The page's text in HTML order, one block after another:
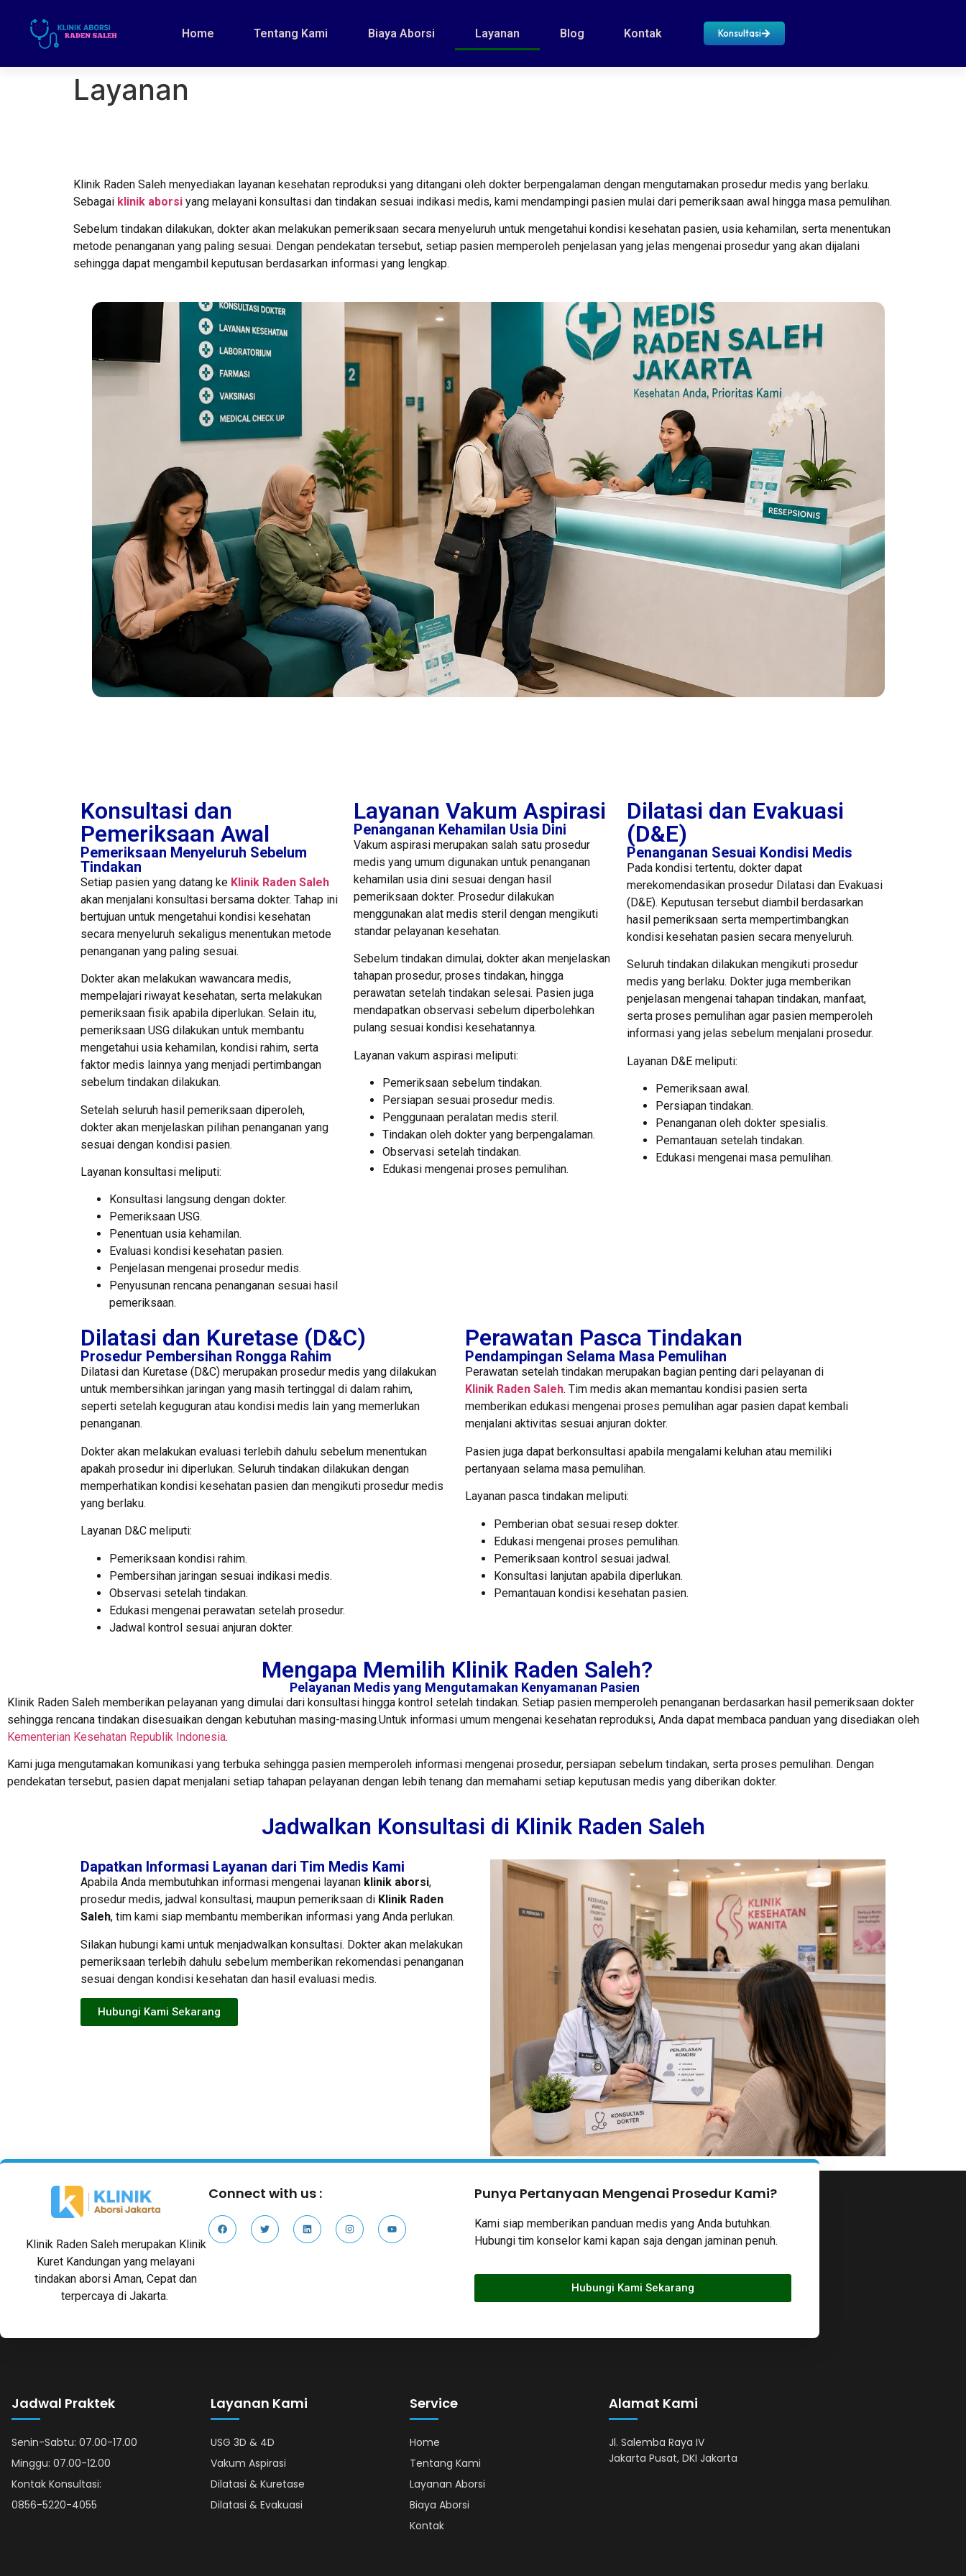
Home Tentang Kami Biaya Aborsi Layanan Blog Kontak Konsultasi
Layanan
Klinik Raden Saleh menyediakan layanan kesehatan reproduksi yang ditangani oleh dokter berpengalaman dengan mengutamakan prosedur medis yang berlaku.
Sebagai klinik aborsi yang melayani konsultasi dan tindakan sesuai indikasi medis, kami mendampingi pasien mulai dari pemeriksaan awal hingga masa pemulihan.
Sebelum tindakan dilakukan, dokter akan melakukan pemeriksaan secara menyeluruh untuk mengetahui kondisi kesehatan pasien, usia kehamilan, serta menentukan
metode penanganan yang paling sesuai. Dengan pendekatan tersebut, setiap pasien memperoleh penjelasan yang jelas mengenai prosedur yang akan dijalani
sehingga dapat mengambil keputusan berdasarkan informasi yang lengkap.
Konsultasi dan
Pemeriksaan Awal
Pemeriksaan Menyeluruh Sebelum
Tindakan
Setiap pasien yang datang ke Klinik Raden Saleh
akan menjalani konsultasi bersama dokter. Tahap ini
bertujuan untuk mengetahui kondisi kesehatan
secara menyeluruh sekaligus menentukan metode
penanganan yang paling sesuai.
Dokter akan melakukan wawancara medis,
mempelajari riwayat kesehatan, serta melakukan
pemeriksaan fisik apabila diperlukan. Selain itu,
pemeriksaan USG dilakukan untuk membantu
mengetahui usia kehamilan, kondisi rahim, serta
faktor medis lainnya yang menjadi pertimbangan
sebelum tindakan dilakukan.
Setelah seluruh hasil pemeriksaan diperoleh,
dokter akan menjelaskan pilihan penanganan yang
sesuai dengan kondisi pasien.
Layanan konsultasi meliputi:
Konsultasi langsung dengan dokter.
Pemeriksaan USG.
Penentuan usia kehamilan.
Evaluasi kondisi kesehatan pasien.
Penjelasan mengenai prosedur medis.
Penyusunan rencana penanganan sesuai hasil
pemeriksaan.
Layanan Vakum Aspirasi
Penanganan Kehamilan Usia Dini
Vakum aspirasi merupakan salah satu prosedur
medis yang umum digunakan untuk penanganan
kehamilan usia dini sesuai dengan hasil
pemeriksaan dokter. Prosedur dilakukan
menggunakan alat medis steril dengan mengikuti
standar pelayanan kesehatan.
Sebelum tindakan dimulai, dokter akan menjelaskan
tahapan prosedur, proses tindakan, hingga
perawatan setelah tindakan selesai. Pasien juga
mendapatkan observasi sebelum diperbolehkan
pulang sesuai kondisi kesehatannya.
Layanan vakum aspirasi meliputi:
Pemeriksaan sebelum tindakan.
Persiapan sesuai prosedur medis.
Penggunaan peralatan medis steril.
Tindakan oleh dokter yang berpengalaman.
Observasi setelah tindakan.
Edukasi mengenai proses pemulihan.
Dilatasi dan Evakuasi
(D&E)
Penanganan Sesuai Kondisi Medis
Pada kondisi tertentu, dokter dapat
merekomendasikan prosedur Dilatasi dan Evakuasi
(D&E). Keputusan tersebut diambil berdasarkan
hasil pemeriksaan serta mempertimbangkan
kondisi kesehatan pasien secara menyeluruh.
Seluruh tindakan dilakukan mengikuti prosedur
medis yang berlaku. Dokter juga memberikan
penjelasan mengenai tahapan tindakan, manfaat,
serta proses pemulihan agar pasien memperoleh
informasi yang jelas sebelum menjalani prosedur.
Layanan D&E meliputi:
Pemeriksaan awal.
Persiapan tindakan.
Penanganan oleh dokter spesialis.
Pemantauan setelah tindakan.
Edukasi mengenai masa pemulihan.
Dilatasi dan Kuretase (D&C)
Prosedur Pembersihan Rongga Rahim
Dilatasi dan Kuretase (D&C) merupakan prosedur medis yang dilakukan
untuk membersihkan jaringan yang masih tertinggal di dalam rahim,
seperti setelah keguguran atau kondisi medis lain yang memerlukan
penanganan.
Dokter akan melakukan evaluasi terlebih dahulu sebelum menentukan
apakah prosedur ini diperlukan. Seluruh tindakan dilakukan dengan
memperhatikan kondisi kesehatan pasien dan mengikuti prosedur medis
yang berlaku.
Layanan D&C meliputi:
Pemeriksaan kondisi rahim.
Pembersihan jaringan sesuai indikasi medis.
Observasi setelah tindakan.
Edukasi mengenai perawatan setelah prosedur.
Jadwal kontrol sesuai anjuran dokter.
Perawatan Pasca Tindakan
Pendampingan Selama Masa Pemulihan
Perawatan setelah tindakan merupakan bagian penting dari pelayanan di
Klinik Raden Saleh. Tim medis akan memantau kondisi pasien serta
memberikan edukasi mengenai proses pemulihan agar pasien dapat kembali
menjalani aktivitas sesuai anjuran dokter.
Pasien juga dapat berkonsultasi apabila mengalami keluhan atau memiliki
pertanyaan selama masa pemulihan.
Layanan pasca tindakan meliputi:
Pemberian obat sesuai resep dokter.
Edukasi mengenai proses pemulihan.
Pemeriksaan kontrol sesuai jadwal.
Konsultasi lanjutan apabila diperlukan.
Pemantauan kondisi kesehatan pasien.
Mengapa Memilih Klinik Raden Saleh?
Pelayanan Medis yang Mengutamakan Kenyamanan Pasien
Klinik Raden Saleh memberikan pelayanan yang dimulai dari konsultasi hingga kontrol setelah tindakan. Setiap pasien memperoleh penanganan berdasarkan hasil pemeriksaan dokter
sehingga rencana tindakan disesuaikan dengan kebutuhan masing-masing.Untuk informasi umum mengenai kesehatan reproduksi, Anda dapat membaca panduan yang disediakan oleh
Kementerian Kesehatan Republik Indonesia.
Kami juga mengutamakan komunikasi yang terbuka sehingga pasien memperoleh informasi mengenai prosedur, persiapan sebelum tindakan, serta proses pemulihan. Dengan
pendekatan tersebut, pasien dapat menjalani setiap tahapan pelayanan dengan lebih tenang dan memahami setiap keputusan medis yang diberikan dokter.
Jadwalkan Konsultasi di Klinik Raden Saleh
Dapatkan Informasi Layanan dari Tim Medis Kami
Apabila Anda membutuhkan informasi mengenai layanan klinik aborsi,
prosedur medis, jadwal konsultasi, maupun pemeriksaan di Klinik Raden
Saleh, tim kami siap membantu memberikan informasi yang Anda perlukan.
Silakan hubungi kami untuk menjadwalkan konsultasi. Dokter akan melakukan
pemeriksaan terlebih dahulu sebelum memberikan rekomendasi penanganan
sesuai dengan kondisi kesehatan dan hasil evaluasi medis.
Hubungi Kami Sekarang
Klinik Raden Saleh merupakan Klinik
Kuret Kandungan yang melayani
tindakan aborsi Aman, Cepat dan
terpercaya di Jakarta.
Connect with us : Punya Pertanyaan Mengenai Prosedur Kami?
Kami siap memberikan panduan medis yang Anda butuhkan.
Hubungi tim konselor kami kapan saja dengan jaminan penuh.
Hubungi Kami Sekarang
Jadwal Praktek
Senin-Sabtu: 07.00-17.00
Minggu: 07.00-12.00
Kontak Konsultasi:
0856-5220-4055
Layanan Kami
USG 3D & 4D
Vakum Aspirasi
Dilatasi & Kuretase
Dilatasi & Evakuasi
Service
Home
Tentang Kami
Layanan Aborsi
Biaya Aborsi
Kontak
Alamat Kami
Jl. Salemba Raya IV
Jakarta Pusat, DKI Jakarta